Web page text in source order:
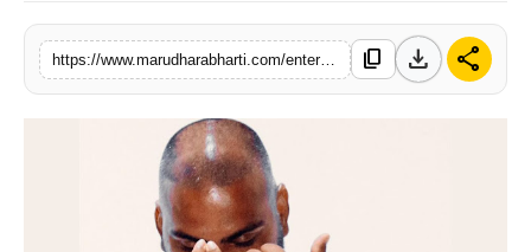
बिज़नेस
टेक्नोलॉजी
https://www.marudharabharti.com/entertainment/jagga-rising-star-of-punjabi-music content_copy download share